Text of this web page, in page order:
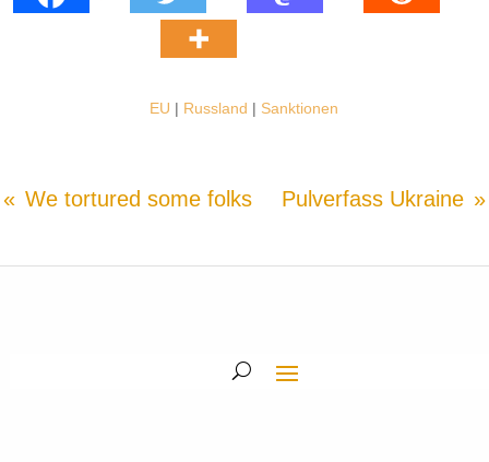
EU | Russland | Sanktionen
We tortured some folks Pulverfass Ukraine